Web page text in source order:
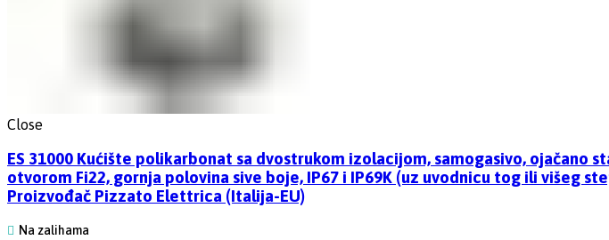
Close
ES 31000 Kućište polikarbonat sa dvostrukom izolacijom, samogasivo, ojačano
otvorom Fi22, gornja polovina sive boje, IP67 i IP69K (uz uvodnicu tog ili višeg
Proizvođač Pizzato Elettrica (Italija-EU)
Na zalihama